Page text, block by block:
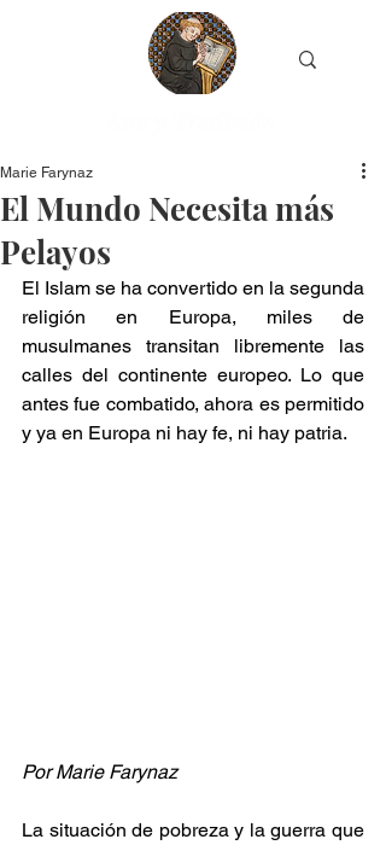
El Mundo Necesita más
Pelayos
Marie Farynaz
El Islam se ha convertido en la segunda
religión en Europa, miles de
musulmanes transitan libremente las
calles del continente europeo. Lo que
antes fue combatido, ahora es permitido
y ya en Europa ni hay fe, ni hay patria.
Por Marie Farynaz
La situación de pobreza y la guerra que